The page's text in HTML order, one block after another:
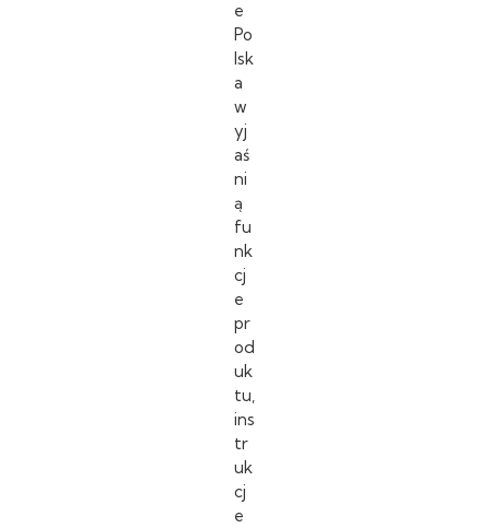
e
Po
lsk
a
w
yj
aś
ni
ą
fu
nk
cj
e
pr
od
uk
tu,
ins
tr
uk
cj
e